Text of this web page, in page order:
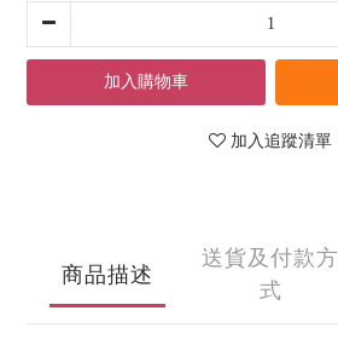
加入購物車
加入追蹤清單
商品描述
送貨及付款方
式